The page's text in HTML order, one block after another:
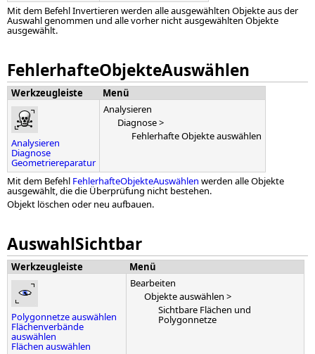
Mit dem Befehl Invertieren werden alle ausgewählten Objekte aus der
Auswahl genommen und alle vorher nicht ausgewählten Objekte
ausgewählt.
FehlerhafteObjekteAuswählen
Werkzeugleiste Menü
Analysieren
Diagnose
Geometriereparatur
Analysieren
Diagnose >
Fehlerhafte Objekte auswählen
Mit dem Befehl FehlerhafteObjekteAuswählen werden alle Objekte
ausgewählt, die die Überprüfung nicht bestehen.
Objekt löschen oder neu aufbauen.
AuswahlSichtbar
Werkzeugleiste Menü
Polygonnetze auswählen
Flächenverbände
auswählen
Flächen auswählen
Bearbeiten
Objekte auswählen >
Sichtbare Flächen und
Polygonnetze